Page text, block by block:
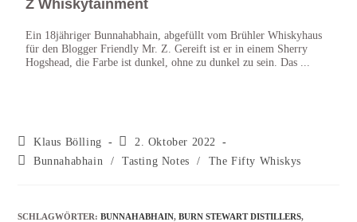
Z Whiskytainment
Ein 18jähriger Bunnahabhain, abgefüllt vom Brühler Whiskyhaus
für den Blogger Friendly Mr. Z. Gereift ist er in einem Sherry
Hogshead, die Farbe ist dunkel, ohne zu dunkel zu sein. Das ...
Klaus Bölling
2. Oktober 2022
Bunnahabhain
/ Tasting Notes / The Fifty Whiskys
SCHLAGWÖRTER:BUNNAHABHAIN, BURN STEWART DISTILLERS,